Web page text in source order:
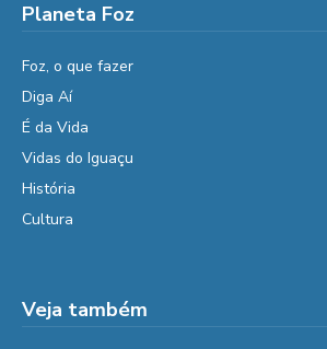
Planeta Foz
Foz, o que fazer
Diga Aí
É da Vida
Vidas do Iguaçu
História
Cultura
Veja também